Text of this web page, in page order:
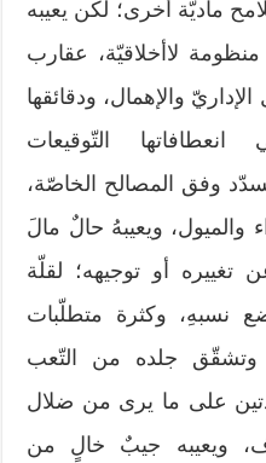
ماديّة أخرى؛ لكن يعيبه
لاأخلاقيّة، عقارب
والإهمال، ودقائقها
انعطافاتها التّوقيعات
وفق المصالح الخاصّة،
والميول، ويعيبهُ حالٌ مالَ
تغييره أو توجيهه؛ لقلّة
نسبهِ، وكثرة متطلّبات
وتشقّق جلده من التّعب
على ما يرى من ضلال
ويعيبه جيبٌ خالٍ من